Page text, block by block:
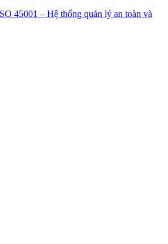
45001 – Hệ thống quản lý an toàn và